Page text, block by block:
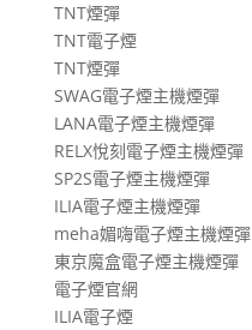
TNT煙彈
TNT電子煙
TNT煙彈
SWAG電子煙主機煙彈
LANA電子煙主機煙彈
RELX悅刻電子煙主機煙彈
SP2S電子煙主機煙彈
ILIA電子煙主機煙彈
meha媚嗨電子煙主機煙彈
東京魔盒電子煙主機煙彈
電子煙官網
ILIA電子煙